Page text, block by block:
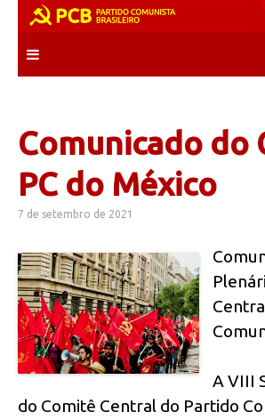
content
Comunicado do
PC do México
7 de setembro de 2021
A VIII
do Comitê Central do Partido